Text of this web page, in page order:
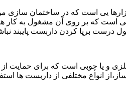
یی است که در ساختمان سازی
است که بر روی آن مشغول به کار
درست برپا کردن داربست پایبند
یا چوبی است که برای حمایت از
انواع مختلفی از داربست ها